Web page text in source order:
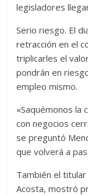
legisladores
Serio riesgo. El
retracción en el
triplicarles el
pondrán en
empleo mismo.
«Saquémonos la
con negocios
se preguntó
que volverá a
También el titular
Acosta, mostró